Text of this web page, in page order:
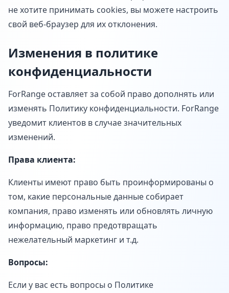
не хотите принимать cookies, вы можете настроить
свой веб-браузер для их отклонения.
Изменения в политике
конфиденциальности
ForRange оставляет за собой право дополнять или
изменять Политику конфиденциальности. ForRange
уведомит клиентов в случае значительных
изменений.
Права клиента:
Клиенты имеют право быть проинформированы о
том, какие персональные данные собирает
компания, право изменять или обновлять личную
информацию, право предотвращать
нежелательный маркетинг и т.д.
Вопросы:
Если у вас есть вопросы о Политике